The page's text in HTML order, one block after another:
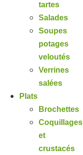
tartes
Salades
Soupes
potages
veloutés
Verrines
salées
Plats
Brochettes
Coquillages
et
crustacés